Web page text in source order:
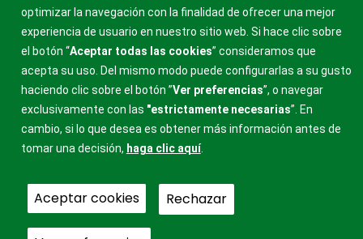
optimizar la navegación con la finalidad de ofrecer una mejor
experiencia de usuario en nuestro sitio web. Si hace clic sobre
el botón “Aceptar todas las cookies” consideramos que
acepta su uso. Del mismo modo puede configurarlas a su gusto
haciendo clic sobre el botón ”Ver preferencias”, o navegar
exclusivamente con las "estrictamente necesarias”. En
cambio, si lo que desea es obtener más información antes de
tomar una decisión, haga clic aquí.
Aceptar cookies Rechazar